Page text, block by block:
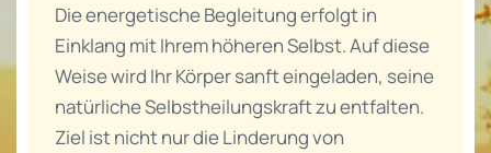
Die energetische Begleitung erfolgt in
Einklang mit Ihrem höheren Selbst. Auf diese
Weise wird Ihr Körper sanft eingeladen, seine
natürliche Selbstheilungskraft zu entfalten.
Ziel ist nicht nur die Linderung von